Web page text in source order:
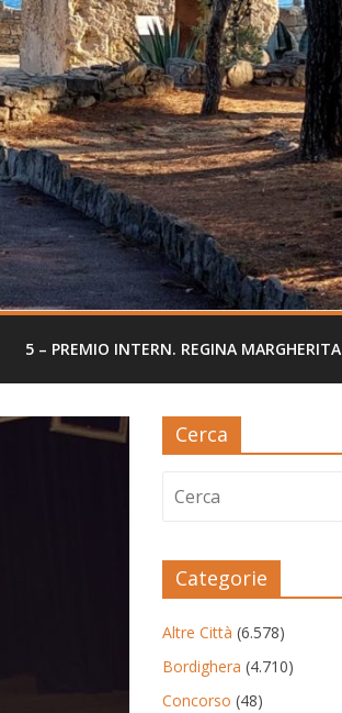
5 – PREMIO INTERN. REGINA MARGHERITA
Cerca
Categorie
Altre Città (6.578)
Bordighera (4.710)
Concorso (48)